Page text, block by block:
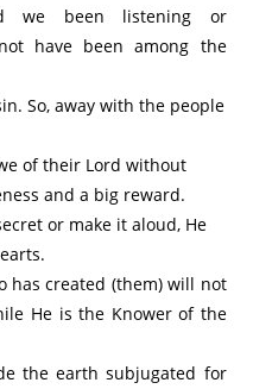
we been listening or
have been among the
So, away with the people
of their Lord without
and a big reward.
or make it aloud, He
has created (them) will not
He is the Knower of the
the earth subjugated for